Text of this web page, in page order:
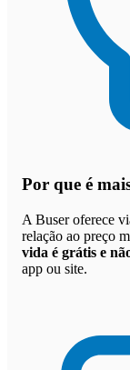
Por que é
A Buser oferece
relação ao preço
vida é grátis e
app ou site.